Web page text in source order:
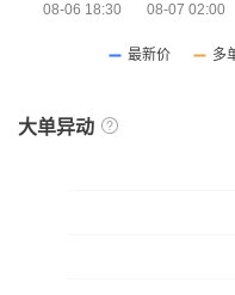
大单异动